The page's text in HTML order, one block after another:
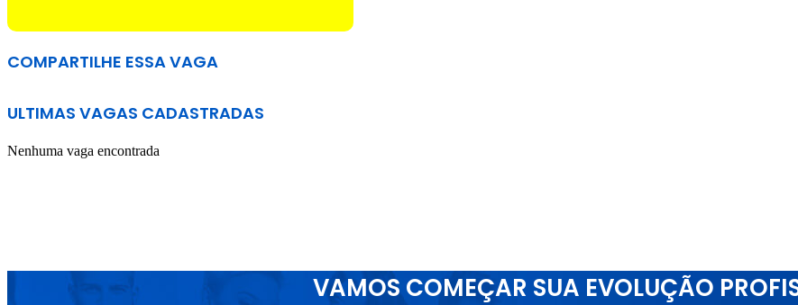
COMPARTILHE ESSA VAGA
ULTIMAS VAGAS CADASTRADAS
Nenhuma vaga encontrada
VAMOS COMEÇAR SUA EVOLUÇÃO